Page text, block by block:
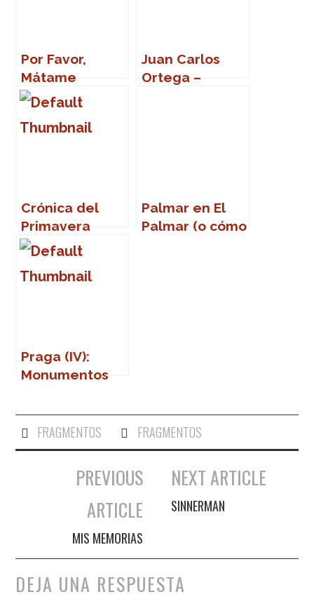
Por Favor,
Mátame
Juan Carlos
Ortega –
Crónica del
Primavera
Sound 2007
Palmar en El
Palmar (o cómo
Praga (IV):
Monumentos
FRAGMENTOS FRAGMENTOS
Navegación de entradas
PREVIOUS
ARTICLE
MIS MEMORIAS
NEXT ARTICLE
SINNERMAN
DEJA UNA RESPUESTA